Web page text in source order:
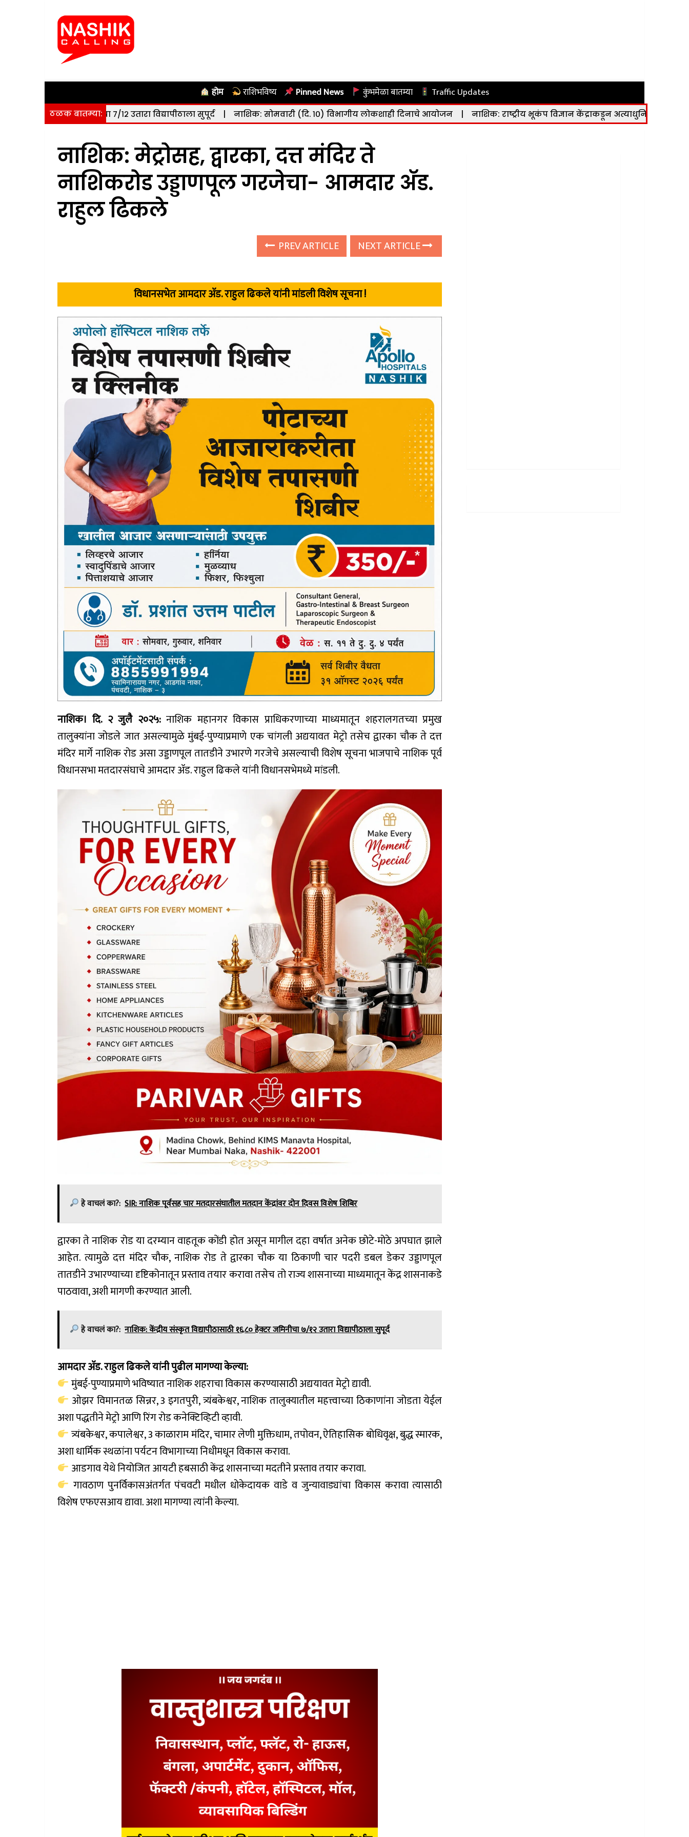
होम राशिभविष्य Pinned News कुंभमेळा बातम्या Traffic Updates
ठळक बातम्या:
जमिनीचा ७/१२ उतारा विद्यापीठाला सुपूर्द | नाशिक: सोमवारी (दि. १०) विभागीय लोकशाही दिनाचे आयोजन | नाशिक: राष्ट्रीय भूकंप विज्ञान केंद्राकडून अत्याधुनिक भूकंप मापन केंद्र
नाशिक: मेट्रोसह, द्वारका, दत्त मंदिर ते
नाशिकरोड उड्डाणपूल गरजेचा- आमदार अ‍ॅड.
राहुल ढिकले
PREV ARTICLE NEXT ARTICLE
विधानसभेत आमदार अ‍ॅड. राहुल ढिकले यांनी मांडली विशेषसूचना !
नाशिक। दि. २ जुलै २०२५:नाशिक महानगर विकास प्राधिकरणाच्या माध्यमातून शहरालगतच्या प्रमुख
तालुक्यांना जोडले जात असल्यामुळे मुंबई-पुण्याप्रमाणे एक चांगली अद्ययावत मेट्रो तसेच द्वारका चौक ते दत्त
मंदिर मार्गे नाशिक रोड असा उड्डाणपूल तातडीने उभारणे गरजेचे असल्याची विशेष सूचना भाजपाचे नाशिक पूर्व
विधानसभा मतदारसंघाचे आमदार अ‍ॅड. राहुल ढिकले यांनी विधानसभेमध्ये मांडली.
हे वाचलं का?: SIR: नाशिक पूर्वसह चार मतदारसंघातील मतदान केंद्रांवर दोन दिवस विशेष शिबिर
द्वारका ते नाशिक रोड या दरम्यान वाहतूक कोंडी होत असून मागील दहा वर्षात अनेक छोटे-मोठे अपघात झाले
आहेत. त्यामुळे दत्त मंदिर चौक, नाशिक रोड ते द्वारका चौक या ठिकाणी चार पदरी डबल डेकर उड्डाणपूल
तातडीने उभारण्याच्या दृष्टिकोनातून प्रस्ताव तयार करावा तसेच तो राज्य शासनाच्या माध्यमातून केंद्र शासनाकडे
पाठवावा, अशी मागणी करण्यात आली.
हे वाचलं का?: नाशिक: केंद्रीय संस्कृत विद्यापीठासाठी १६.८० हेक्टर जमिनीचा ७/१२ उतारा विद्यापीठाला सुपूर्द
आमदार अ‍ॅड. राहुल ढिकले यांनीपुढील मागण्या केल्या:
मुंबई-पुण्याप्रमाणे भविष्यात नाशिक शहराचा विकास करण्यासाठी अद्ययावत मेट्रो द्यावी.
ओझर विमानतळ सिन्नर, 3 इगतपुरी, त्र्यंबकेश्वर, नाशिक तालुक्यातील महत्त्वाच्या ठिकाणांना जोडता येईल
अशा पद्धतीने मेट्रो आणि रिंग रोड कनेक्टिव्हिटी व्हावी.
त्र्यंबकेश्वर, कपालेश्वर, 3 काळाराम मंदिर, चामार लेणी मुक्तिधाम, तपोवन, ऐतिहासिक बोधिवृक्ष, बुद्ध स्मारक,
अशा धार्मिक स्थळांना पर्यटन विभागाच्या निधीमधून विकास करावा.
आडगाव येथे नियोजित आयटी हबसाठी केंद्र शासनाच्या मदतीने प्रस्ताव तयार करावा.
गावठाण पुनर्विकासअंतर्गत पंचवटी मधील धोकेदायक वाडे व जुन्यावाड्यांचा विकास करावा त्यासाठी
विशेष एफएसआय द्यावा. अशा मागण्या त्यांनी केल्या.